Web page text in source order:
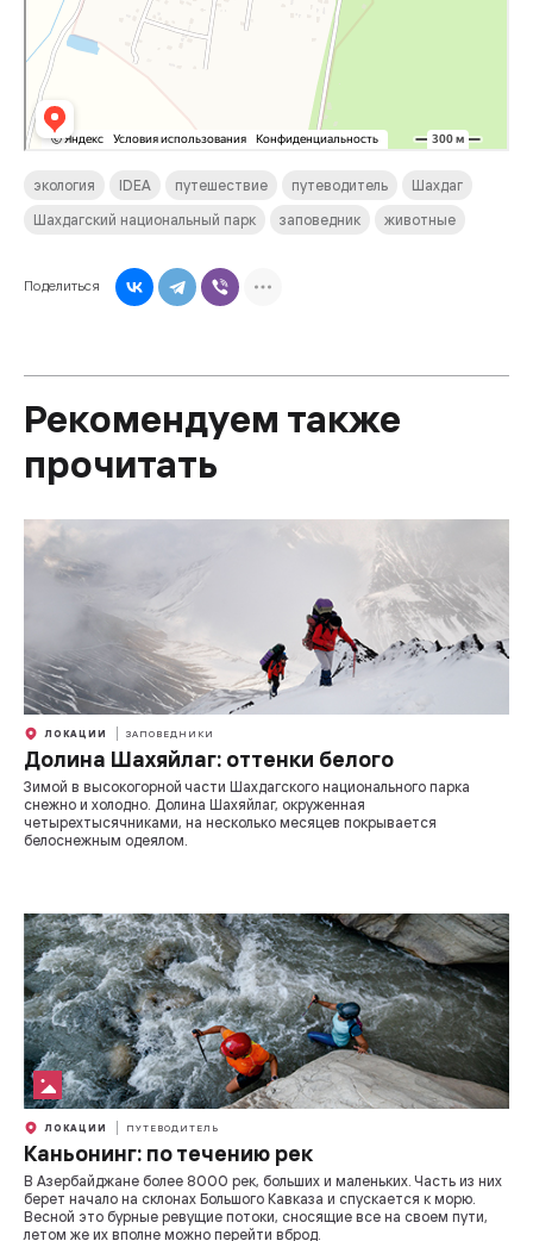
экология IDEA путешествие путеводитель
Шахдаг
Шахдагский национальный парк
заповедник животные
Поделиться
Рекомендуем также
прочитать
ЛОКАЦИИ ЗАПОВЕДНИКИ
Долина Шахяйлаг: оттенки белого
Зимой в высокогорной части Шахдагского национального парка
снежно и холодно. Долина Шахяйлаг, окруженная
четырехтысячниками, на несколько месяцев покрывается
белоснежным одеялом.
ЛОКАЦИИ ПУТЕВОДИТЕЛЬ
Каньонинг: по течению рек
В Азербайджане более 8000 рек, больших и маленьких. Часть из них
берет начало на склонах Большого Кавказа и спускается к морю.
Весной это бурные ревущие потоки, сносящие все на своем пути,
летом же их вполне можно перейти вброд.